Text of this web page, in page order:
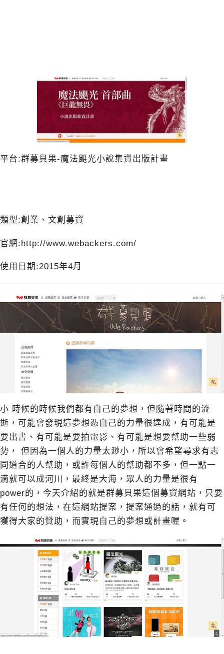
平台:群募貝果-魔法颶光小說集資出版計畫
類型:創業、文創募資
官網:http://www.webackers.com/
使用日期:2015年4月
小 時候的時候我們都有自己的夢想，但隨著時間的流
逝，可能會發現這夢想憑自己的力量很達成，有可能是
要出書、有可能是要拍電影、有可能是想要幫助一些弱
勢， 但因為一個人的力量太渺小，所以會希望尋求有志
同道合的人幫助，或許每個人的幫助都不多，但一點一
滴就可以成河川，最終是大海，眾人的力量是很有
power的，今天介紹的就是群募貝果這個募資網站，只要
有任何的想法，在這網站提案，提案通過的話，就有可
獲得大家的贊助，而實現自己的夢想或計畫喔。